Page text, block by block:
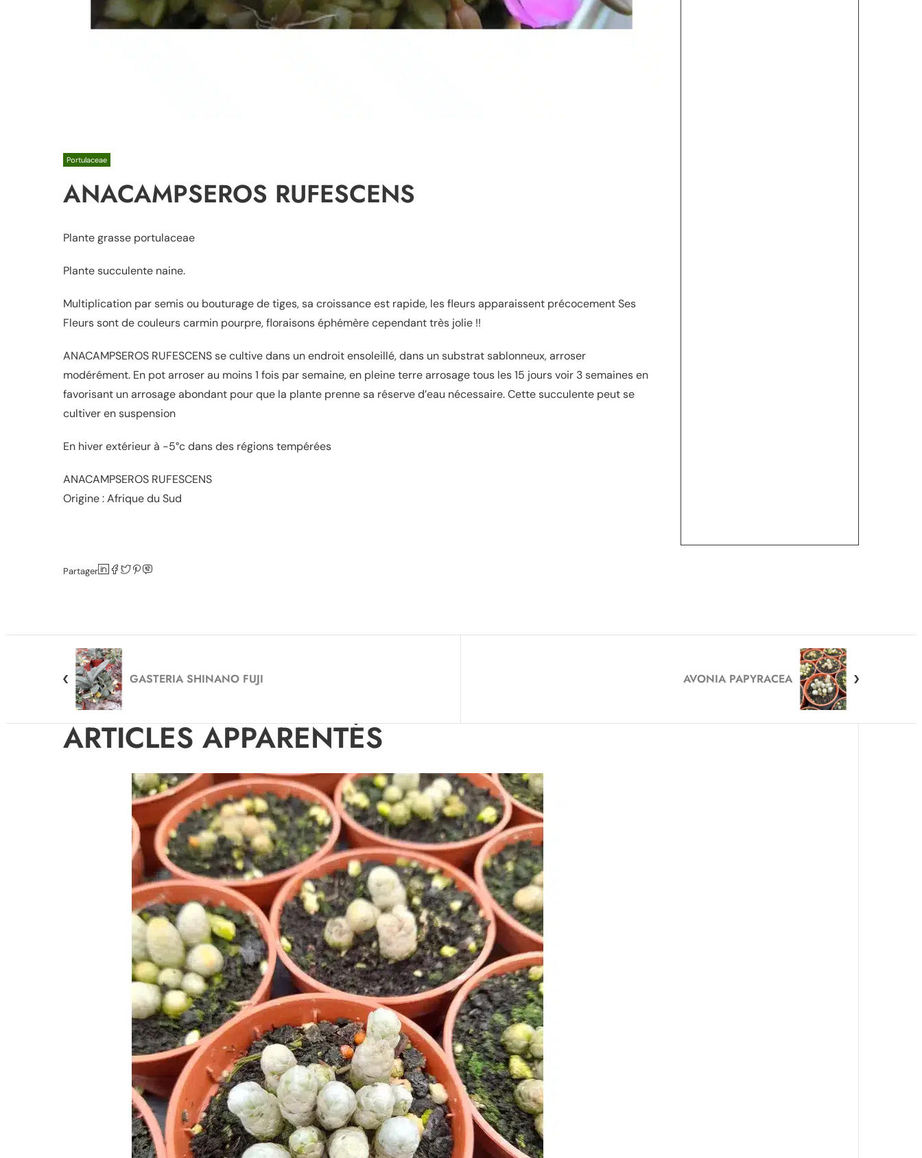
Portulaceae
ANACAMPSEROS RUFESCENS
Plante grasse portulaceae
Plante succulente naine.
Multiplication par semis ou bouturage de tiges, sa croissance est rapide, les fleurs apparaissent précocement Ses
Fleurs sont de couleurs carmin pourpre, floraisons éphémère cependant très jolie !!
ANACAMPSEROS RUFESCENS se cultive dans un endroit ensoleillé, dans un substrat sablonneux, arroser
modérément. En pot arroser au moins 1 fois par semaine, en pleine terre arrosage tous les 15 jours voir 3 semaines en
favorisant un arrosage abondant pour que la plante prenne sa réserve d’eau nécessaire. Cette succulente peut se
cultiver en suspension
En hiver extérieur à -5°c dans des régions tempérées
ANACAMPSEROS RUFESCENS
Origine : Afrique du Sud
Partager
GASTERIA SHINANO FUJI AVONIA PAPYRACEA
ARTICLES APPARENTÉS